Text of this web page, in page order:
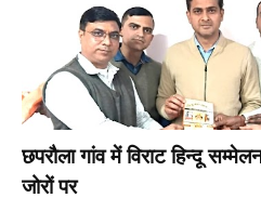
छपरौला गांव में विराट हिन्दू
जोरों पर